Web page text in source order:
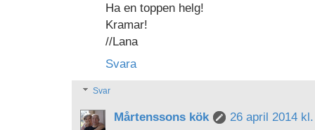
Ha en toppen helg!
Kramar!
//Lana
Svara
Svar
Mårtenssons kök
26 april 2014